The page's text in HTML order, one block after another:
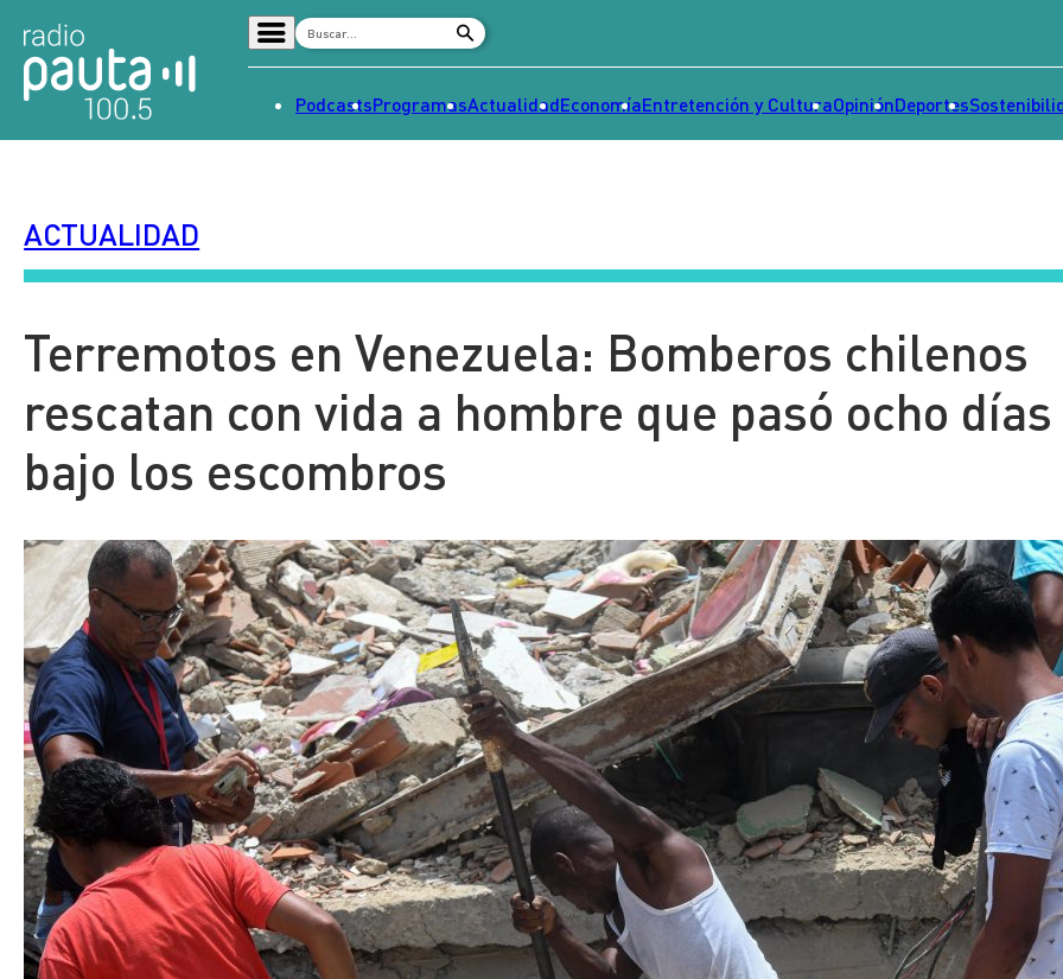
Señal 2
Tendencias
Contenido Patrocinado
PodcastsProgramasActualidadEconomíaEntretención y CulturaOpiniónDeportes
ACTUALIDAD
Terremotos en Venezuela: Bomberos chilenos
rescatan con vida a hombre que pasó ocho días
bajo los escombros